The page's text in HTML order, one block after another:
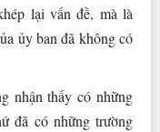
lại vấn đề, mà là
ủy ban đã không có
nhận thấy có những
đã có những trường